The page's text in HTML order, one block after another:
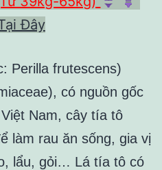
Đây
Perilla frutescens)
có nguồn gốc
Nam, cây tía tô
làm rau ăn sống, gia vị
lẩu, gỏi… Lá tía tô có